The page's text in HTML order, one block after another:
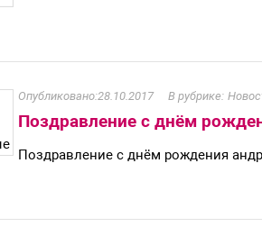
28.10.2017
Поздравление с днём
Поздравление с днём рождения